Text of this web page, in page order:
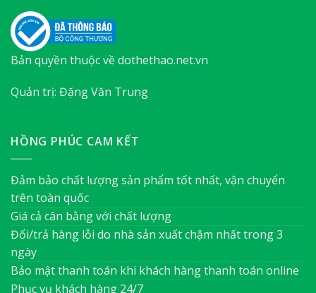
Bản quyền thuộc về dothethao.net.vn
Quản trị: Đặng Văn Trung
HỒNG PHÚC CAM KẾT
Đảm bảo chất lượng sản phẩm tốt nhất, vận chuyển
trên toàn quốc
Giá cả cân bằng với chất lượng
Đổi/trả hàng lỗi do nhà sản xuất chậm nhất trong 3
ngày
Bảo mật thanh toán khi khách hàng thanh toán online
Phục vụ khách hàng 24/7